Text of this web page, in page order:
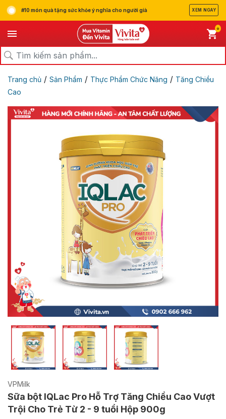
#10 món quà tặng sức khỏe ý nghĩa cho người già XEM NGAY
0
Trang chủ / Sản Phẩm / Thực Phẩm Chức Năng / Tăng Chiều
Cao
VPMilk
Sữa bột IQLac Pro Hỗ Trợ Tăng Chiều Cao Vượt
Trội Cho Trẻ Từ 2 - 9 tuổi Hộp 900g